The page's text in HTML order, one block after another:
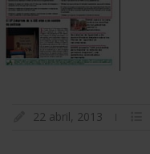
22 abril, 2013